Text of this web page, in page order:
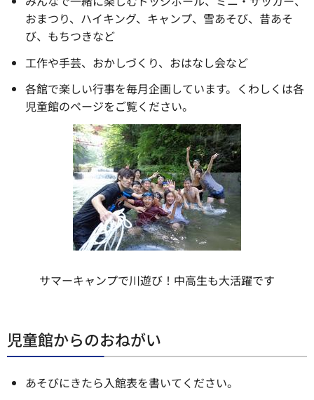
おまつり、ハイキング、キャンプ、雪あそび、昔あそ
び、もちつきなど
工作や手芸、おかしづくり、おはなし会など
各館で楽しい行事を毎月企画しています。くわしくは各
児童館のページをご覧ください。
サマーキャンプで川遊び！中高生も大活躍です
児童館からのおねがい
あそびにきたら入館表を書いてください。